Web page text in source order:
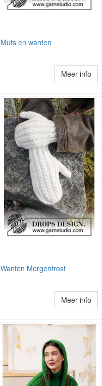
Muts en wanten
Meer info
Wanten Morgenfrost
Meer info